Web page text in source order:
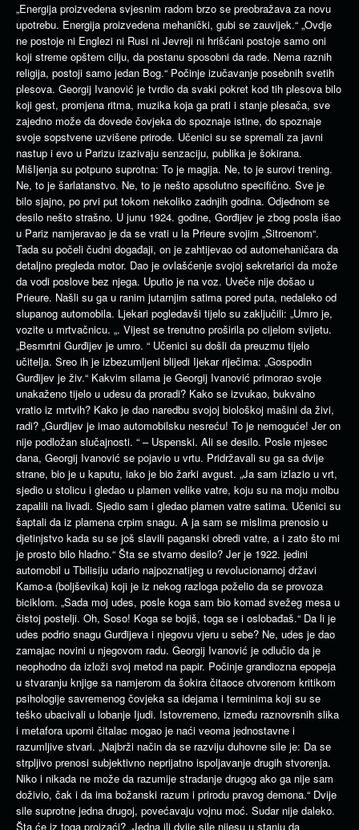
„Energija proizvedena svjesnim radom brzo se preobražava za novu
upotrebu. Energija proizvedena mehanički, gubi se zauvijek.“ „Ovdje
ne postoje ni Englezi ni Rusi ni Jevreji ni hrišćani postoje samo oni
koji streme opštem cilju, da postanu sposobni da rade. Nema raznih
religija, postoji samo jedan Bog.“ Počinje izučavanje posebnih svetih
plesova. Georgij Ivanović je tvrdio da svaki pokret kod tih plesova bilo
koji gest, promjena ritma, muzika koja ga prati i stanje plesača, sve
zajedno može da dovede čovjeka do spoznaje istine, do spoznaje
svoje sopstvene uzvišene prirode. Učenici su se spremali za javni
nastup i evo u Parizu izazivaju senzaciju, publika je šokirana.
MišIjenja su potpuno suprotna: To je magija. Ne, to je surovi trening.
Ne, to je šarlatanstvo. Ne, to je nešto apsolutno specifično. Sve je
bilo sjajno, po prvi put tokom nekoliko zadnjih godina. Odjednom se
desilo nešto strašno. U junu 1924. godine, Gorđijev je zbog posla išao
u Pariz namjeravao je da se vrati u la Prieure svojim „Sitroenom“.
Tada su počeli čudni događaji, on je zahtijevao od automehaničara da
detaljno pregleda motor. Dao je ovlašćenje svojoj sekretarici da može
da vodi poslove bez njega. Uputio je na voz. Uveče nije došao u
Prieure. Našli su ga u ranim jutarnjim satima pored puta, nedaleko od
slupanog automobila. Ljekari pogledavši tijelo su zaključili: „Umro je,
vozite u mrtvačnicu. „. Vijest se trenutno proširila po cijelom svijetu.
„Besmrtni Gurđijev je umro. “ Učenici su došli da preuzmu tijelo
učitelja. Sreo ih je izbezumljeni blijedi Ijekar riječima: „Gospodin
Gurđijev je živ.“ Kakvim silama je Georgij Ivanović primorao svoje
unakaženo tijelo u udesu da proradi? Kako se izvukao, bukvalno
vratio iz mrtvih? Kako je dao naredbu svojoj biološkoj mašini da živi,
radi? „Gurđijev je imao automobilsku nesreću! To je nemoguće! Jer on
nije podložan slučajnosti. “ – Uspenski. Ali se desilo. Posle mjesec
dana, Georgij Ivanović se pojavio u vrtu. Pridržavali su ga sa dvije
strane, bio je u kaputu, iako je bio žarki avgust. „Ja sam izlazio u vrt,
sjedio u stolicu i gledao u plamen velike vatre, koju su na moju molbu
zapalili na livadi. Sjedio sam i gledao plamen vatre satima. Učenici su
šaptali da iz plamena crpim snagu. A ja sam se mislima prenosio u
djetinjstvo kada su se još slavili paganski obredi vatre, a i zato što mi
je prosto bilo hladno.“ Šta se stvarno desilo? Jer je 1922. jedini
automobil u Tbilisiju udario najpoznatijeg u revolucionarnoj državi
Kamo-a (boljševika) koji je iz nekog razloga poželio da se provoza
biciklom. „Sada moj udes, posle koga sam bio komad svežeg mesa u
čistoj postelji. Oh, Soso! Koga se bojiš, toga se i oslobađaš.“ Da li je
udes podrio snagu Gurđijeva i njegovu vjeru u sebe? Ne, udes je dao
zamajac novini u njegovom radu. Georgij Ivanović je odlučio da je
neophodno da izloži svoj metod na papir. Počinje grandiozna epopeja
u stvaranju knjige sa namjerom da šokira čitaoce otvorenom kritikom
psihologije savremenog čovjeka sa idejama i terminima koji su se
teško ubacivali u lobanje Ijudi. Istovremeno, između raznovrsnih slika
i metafora uporni čitalac mogao je naći veoma jednostavne i
razumljive stvari. „Najbrži način da se razviju duhovne sile je: Da se
strpljivo prenosi subjektivno neprijatno ispoljavanje drugih stvorenja.
Niko i nikada ne može da razumije stradanje drugog ako ga nije sam
doživio, čak i da ima božanski razum i prirodu pravog demona.“ Dvije
sile suprotne jedna drugoj, povećavaju vojnu moć. Sudar nije daleko.
Šta će iz toga proizaći? „Jedna ili dvije sile nijesu u stanju da